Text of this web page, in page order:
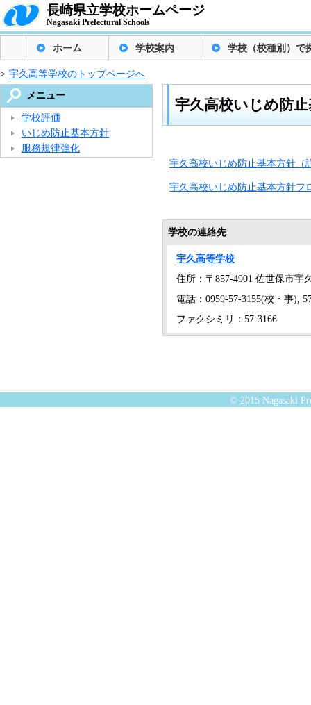
長崎県立学校ホームページ
Nagasaki Prefectural Schools
ホーム 学校案内 学校（校種別）で
> 宇久高等学校のトップページへ
宇久高校いじめ防
宇久高校いじめ防止基本方針（
宇久高校いじめ防止基本方針フ
学校の連絡先
宇久高等学校
住所：〒857-4901 佐世保市宇
電話：0959-57-3155(校・事),
ファクシミリ：57-3166
メニュー
学校評価
いじめ防止基本方針
服務規律強化
© 2015 Nagasaki